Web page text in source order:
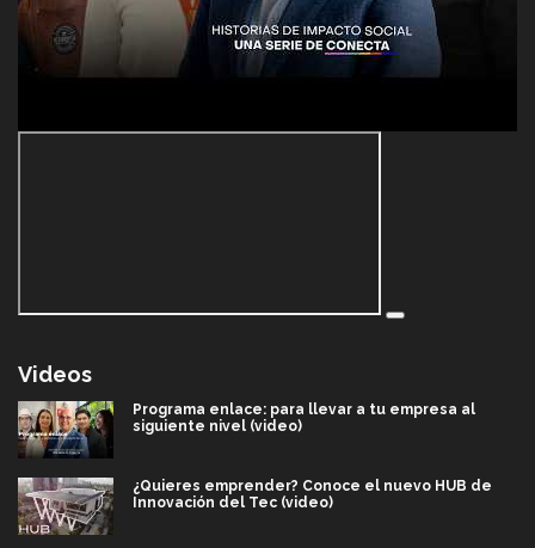
Videos
Programa enlace: para llevar a tu empresa al
siguiente nivel (video)
¿Quieres emprender? Conoce el nuevo HUB de
Innovación del Tec (video)